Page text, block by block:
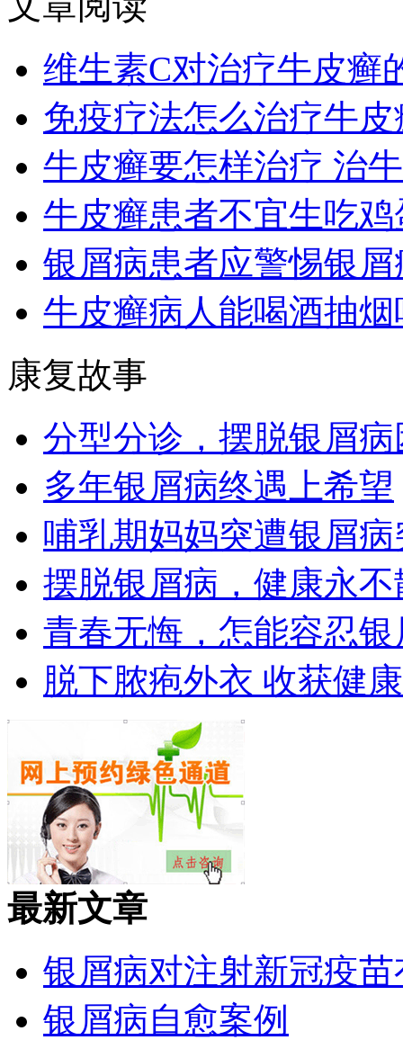
维生素C对治疗牛皮癣
免疫疗法怎么治疗牛皮
牛皮癣要怎样治疗 治
牛皮癣患者不宜生吃鸡
银屑病患者应警惕银
牛皮癣病人能喝酒抽烟
康复故事
分型分诊，摆脱银屑病
多年银屑病终遇上希望
哺乳期妈妈突遭银屑
摆脱银屑病，健康永不
青春无悔，怎能容忍
脱下脓疱外衣 收获健
最新文章
银屑病对注射新冠疫
银屑病自愈案例